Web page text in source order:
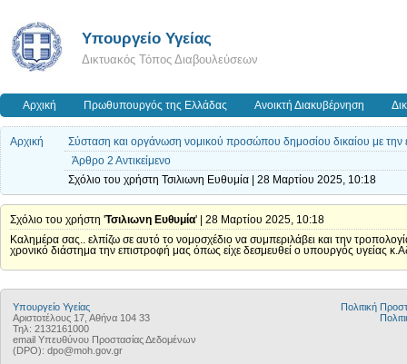
Υπουργείο Υγείας
Δικτυακός Τόπος Διαβουλεύσεων
Αρχική Πρωθυπουργός της Ελλάδας Ανοικτή Διακυβέρνηση
Αρχική
Σύσταση και οργάνωση νομικού προσώπου δημοσίου δικαίου με
Άρθρο 2 Αντικείμενο
Σχόλιο του χρήστη Τσιλιωνη Ευθυμία | 28 Μαρτίου 2025, 10:18
Σχόλιο του χρήστη 'Τσιλιωνη Ευθυμία' | 28 Μαρτίου 2025, 10:18
Καλημέρα σας.. ελπίζω σε αυτό το νομοσχέδιο να συμπεριλάβει και την
χρονικό διάστημα την επιστροφή μας όπως είχε δεσμευθεί ο υπουργός υγείας
Υπουργείο Υγείας
Αριστοτέλους 17, Αθήνα 104 33
Τηλ: 2132161000
email Υπευθύνου Προστασίας Δεδομένων
(DPO): dpo@moh.gov.gr
Πολιτική